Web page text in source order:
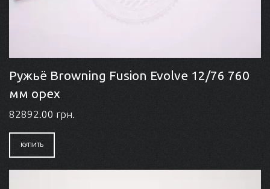
Ружьё Browning Fusion Evolve 12/76 760
мм орех
82892.00 грн.
КУПИТЬ